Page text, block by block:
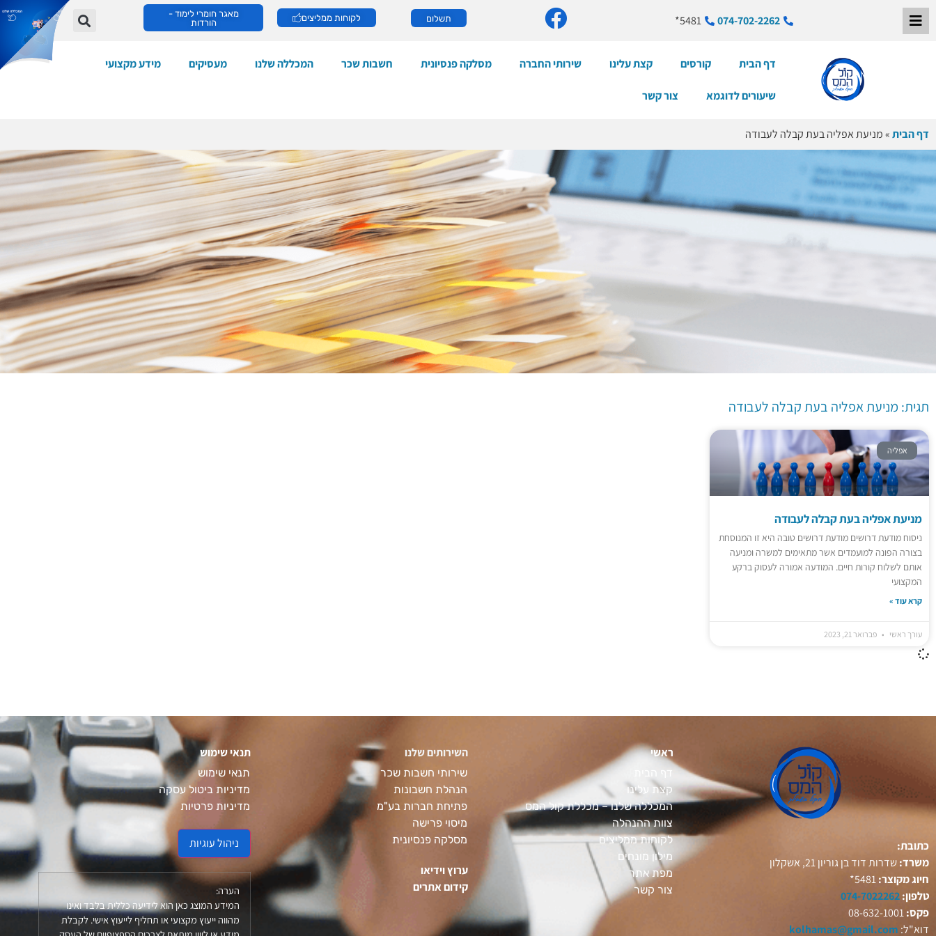
074-702-2262
5481* תשלום לקוחות ממליצים
מאגר חומרי לימוד -
הורדות
דף הבית קורסים קצת עלינו שירותי החברה מסלקה פנסיונית חשבות שכר המכללה שלנו מעסיקים מידע מקצועי
שיעורים לדוגמא צור קשר
דף הבית»מניעת אפליה בעת קבלה לעבודה
קבלה לעבודה
תגית: מניעת אפליה בעת קבלה לעבודה
אפליה
מניעת אפליה בעת קבלה לעבודה
ניסוח מודעת דרושים ​מודעת דרושים טובה היא זו המנוסחת
בצורה הפונה למועמדים אשר מתאימים למשרה ומניעה
אותם לשלוח קורות חיים. המודעה אמורה לעסוק ברקע
המקצועי
קרא עוד »
עורך ראשי פברואר 21, 2023
כתובת:
משרד:שדרות דוד בן גוריון 21, אשקלון
חיוג מקוצר:
טלפון:074-7022262
פקס:
דוא"ל: kolhamas@gmail.com
ראשי
דף הבית
קצת עלינו
המכללה שלנו – מכללת קול המס
צוות ההנהלה
לקוחות ממליצים
מילון מונחים
מפת אתר
צור קשר
השירותים שלנו
שירותי חשבות שכר
הנהלת חשבונות
פתיחת חברות בע"מ
מיסוי פרישה
מסלקה פנסיונית
ערוץ וידיאו
קידום אתרים
תנאי שימוש
תנאי שימוש
מדיניות ביטול עסקה
מדיניות פרטיות
ניהול עוגיות
הערה:
המידע המוצג כאן הוא לידיעה כללית בלבד ואינו
מהווה ייעוץ מקצועי או תחליף לייעוץ אישי. לקבלת